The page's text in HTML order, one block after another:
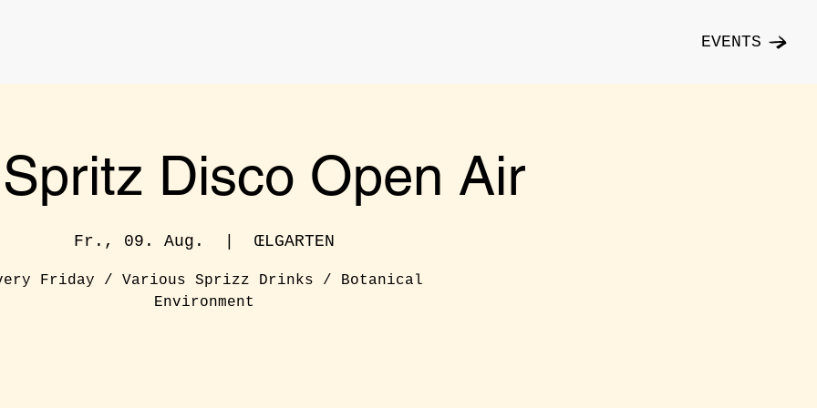
EVENTS
Disco Open Air
Fr., 09. Aug. ŒLGARTEN
Friday / Various Sprizz Drinks / Botanical
Environment